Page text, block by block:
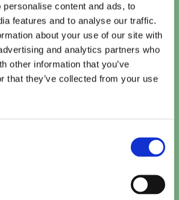
content and ads, to
features and to analyse our traffic.
about your use of our site with
and analytics partners who
other information that you’ve
that they’ve collected from your use
19 november 2024
tocht is Souleymane vanuit
in Parijs terechtgekomen.
te verdienen als
maar is ‘sans papiers’ en
Souleymane zich voor op
dat hij met…